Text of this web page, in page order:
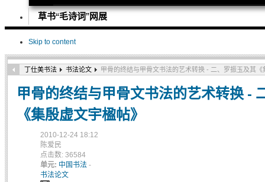
草书“毛诗词”网展
Skip to content
丁仕美书法 书法论文 甲骨的终结与甲骨文书法的艺术转换 - 二、罗振玉及其《
甲骨的终结与甲骨文书法的艺术转换 -
《集殷虚文宇楹帖》
2010-12-24 18:12
陈爱民
点击数: 36584
单元: 中国书法 -
书法论文